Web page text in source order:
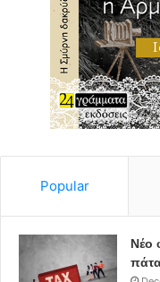
να έχουμε ένα σκοπό,
καλύτερη μεταφορά
διαδικτυακά,
δουλεύουν στον
βαρύτητα στο
σκηνοθέτης. Σχετικά
ανθρώπων στη
ευγένεια. Σεβασμό και
προσθέτει ότι αυτό
μην είναι παροδικό,
Popular
Νέο